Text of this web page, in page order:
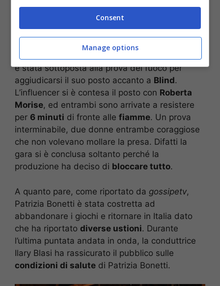
breve all’interno dei reality di casa Mediaset, è
proprio di quest’edizione de
2022.
Patrizia Bonetti
, appena sbarcata in Honduras,
è stata sottoposta alla prova del fuoco per
aggiudicarsi il suo posto accanto a Blind.
L’influencer si è contesa il posto con Roberta
Morise, ed entrambi sono arrivate a resistere
per 6 minuti di fronte alle fiamme. Un prova
interminabile, due donne entrambe coraggiose
che non volevano mollare la presa. Difatti la
gara si è conclusa soltanto perché la
produzione ha deciso di bloccare tutto.
A quanto pare, come riportato da gossipetv,
Patrizia Bonetti è stata costretta ad
abbandonare i giochi e ritornare in Italia dato
che ha riportato diverse ustioni. Durante
l’ultima puntata andata in onda, la conduttrice
Ilary Blasi ha rassicurato il pubblico sulle
condizioni di salute di Patrizia Bonetti.
Consent
Manage options